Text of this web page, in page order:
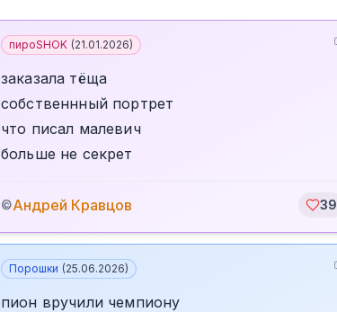
пироSHOK (21.01.2026)
заказала тёща
собственнный портрет
что писал малевич
больше не секрет
©Андрей Кравцов 39
Порошки (25.06.2026)
пион вручили чемпиону